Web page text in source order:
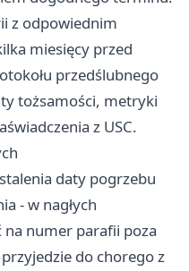
z odpowiednim
miesięcy przed
przedślubnego
tożsamości, metryki
z USC.
daty pogrzebu
- w nagłych
numer parafii poza
do chorego z